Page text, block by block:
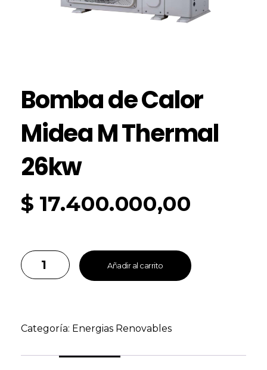
Bomba de Calor
Midea M Thermal
26kw
$ 17.400.000,00
Añadir al carrito
Categoría: Energias Renovables